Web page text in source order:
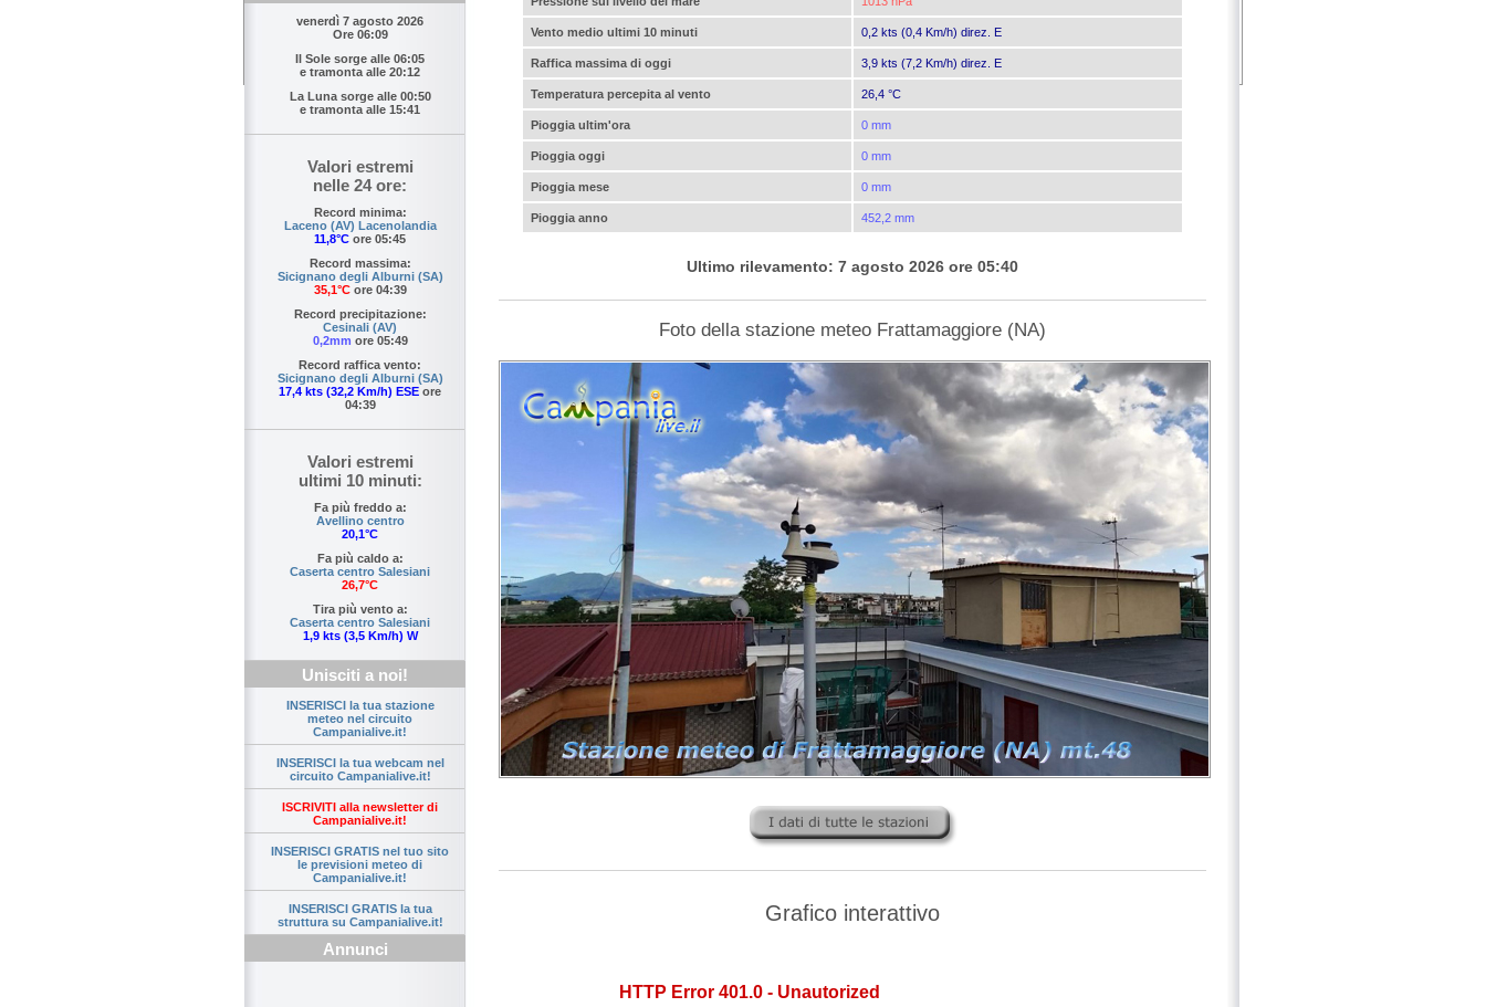
venerdì 7 agosto 2026
Ore 06:09
Il Sole sorge alle 06:05
e tramonta alle 20:12
La Luna sorge alle 00:50
e tramonta alle 15:41
Valori estremi
nelle 24 ore:
Record minima:
Laceno (AV) Lacenolandia
11,8°C ore 05:45
Record massima:
Sicignano degli Alburni (SA)
35,1°Core 04:39
Record precipitazione:
Cesinali (AV)
0,2mm ore 05:49
Record raffica vento:
Sicignano degli Alburni (SA)
17,4 kts (32,2 Km/h) ESE ore
04:39
Valori estremi
ultimi 10 minuti:
Fa più freddo a:
Avellino centro
20,1°C
Fa più caldo a:
Caserta centro Salesiani
26,7°C
Tira più vento a:
Caserta centro Salesiani
1,9 kts (3,5 Km/h) W
Unisciti a noi!
INSERISCI la tua stazione
meteo nel circuito
Campanialive.it!
INSERISCI la tua webcam nel
circuito Campanialive.it!
ISCRIVITI alla newsletter di
Campanialive.it!
INSERISCI GRATIS nel tuo sito
le previsioni meteo di
Campanialive.it!
INSERISCI GRATIS la tua
struttura su Campanialive.it!
Annunci
Vento medio ultimi 10 minuti 0,2 kts (0,4 Km/h) direz. E
Raffica massima di oggi 3,9 kts (7,2 Km/h) direz. E
Temperatura percepita al vento 26,4 °C
Pioggia ultim'ora 0 mm
Pioggia oggi 0 mm
Pioggia mese 0 mm
Pioggia anno 452,2 mm
Ultimo rilevamento: 7 agosto 2026 ore 05:40
Foto della stazione meteo Frattamaggiore (NA)
Grafico interattivo